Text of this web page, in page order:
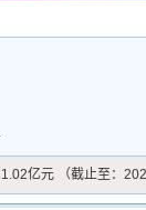
1.02亿元 （截止至：